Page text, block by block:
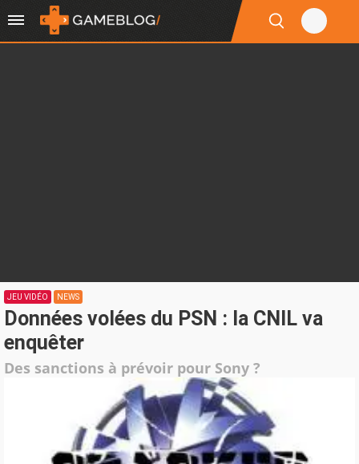
JEU VIDÉO NEWS
Données volées du PSN : la CNIL va
enquêter
Des sanctions à prévoir pour Sony ?